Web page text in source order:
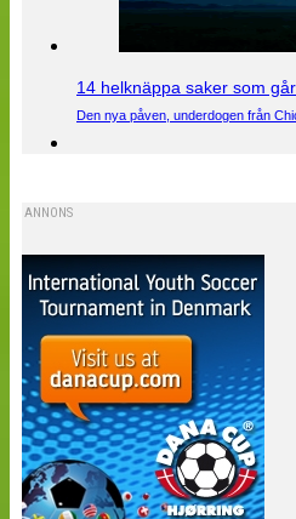
14 helknäppa saker som
Den nya påven, underdogen från
ANNONS